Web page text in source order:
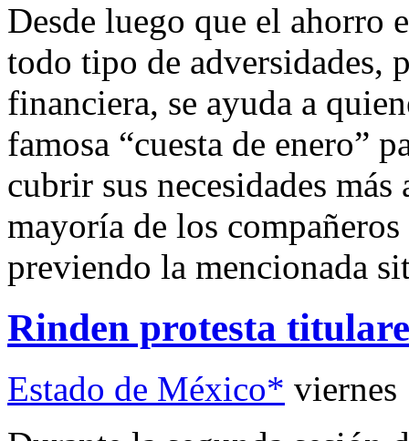
Desde luego que el ahorro
todo tipo de adversidades,
financiera, se ayuda a
famosa “cuesta de enero”
cubrir sus necesidades
mayoría de los
previendo la mencionada
Rinden protesta
Estado de México* viernes